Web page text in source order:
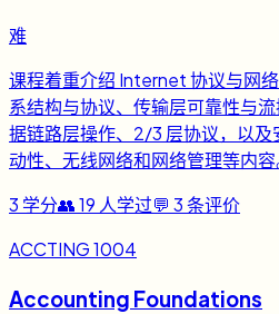
难
课程着重介绍 Internet 协议与网
系结构与协议、传输层可靠性与
据链路层操作、2/3 层协议，以
动性、无线网络和网络管理等内容
3 学分👥19 人学过💬 3条评价
ACCTING 1004
Accounting Foundations